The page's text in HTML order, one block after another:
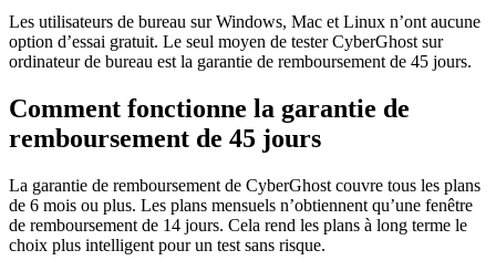
Les utilisateurs de bureau sur Windows, Mac et Linux n’ont aucune
option d’essai gratuit. Le seul moyen de tester CyberGhost sur
ordinateur de bureau est la garantie de remboursement de 45 jours.
Comment fonctionne la garantie de
remboursement de 45 jours
La garantie de remboursement de CyberGhost couvre tous les plans
de 6 mois ou plus. Les plans mensuels n’obtiennent qu’une fenêtre
de remboursement de 14 jours. Cela rend les plans à long terme le
choix plus intelligent pour un test sans risque.